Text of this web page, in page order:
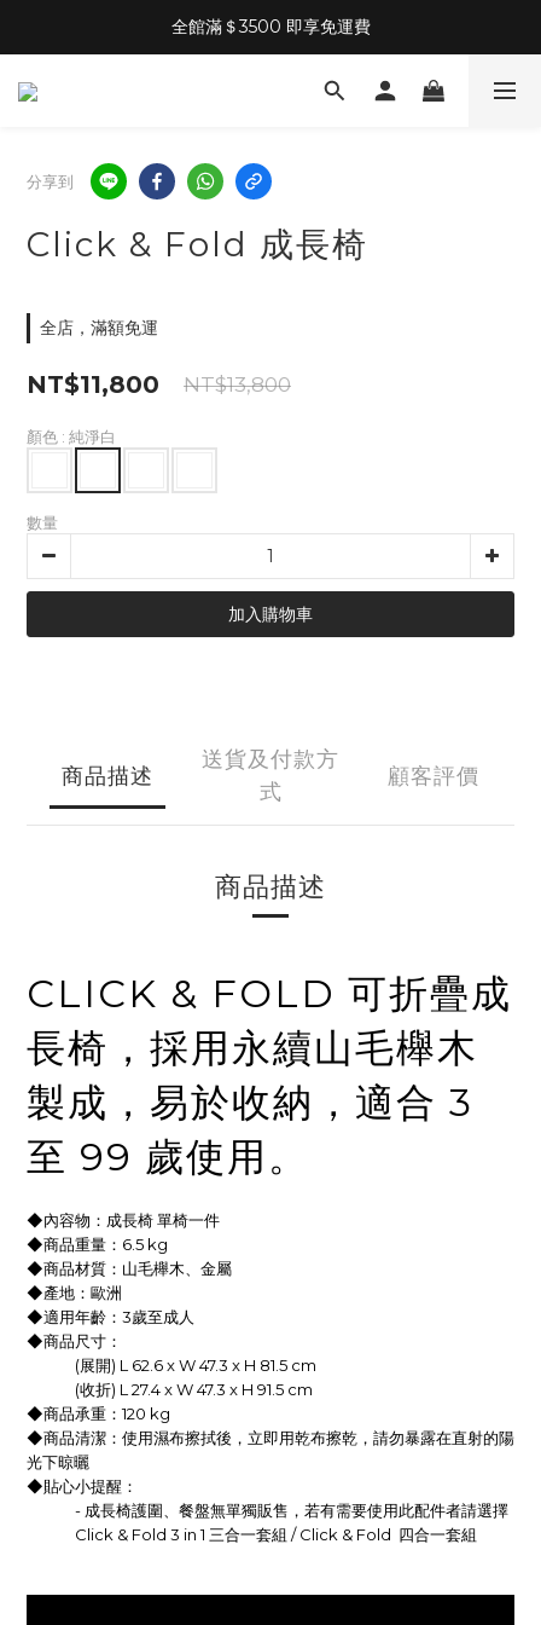
全館滿＄3500 即享免運費
分享到
Click & Fold 成長椅
全店，滿額免運
NT$11,800 NT$13,800
顏色 : 純淨白
數量
加入購物車
商品描述
送貨及付款方
式
顧客評價
商品描述
CLICK & FOLD 可折疊成
長椅，採用永續山毛櫸木
製成，易於收納，適合 3
至 99 歲使用。
◆內容物：成長椅 單椅一件
◆商品重量：6.5 kg
◆商品材質：山毛櫸木、金屬
◆產地：歐洲
◆適用年齡：3歲至成人
◆商品尺寸：
(展開) L 62.6 x W 47.3 x H 81.5 cm
(收折) L 27.4 x W 47.3 x H 91.5 cm
◆商品承重：120 kg
◆商品清潔：使用濕布擦拭後，立即用乾布擦乾，請勿暴露在直射的陽
光下晾曬
◆貼心小提醒：
- 成長椅護圍、餐盤無單獨販售，若有需要使用此配件者請選擇
Click & Fold 3 in 1 三合一套組 / Click & Fold 四合一套組